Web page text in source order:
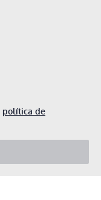
política de